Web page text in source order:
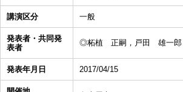
講演区分 一般
発表者・共同発
表者
◎柘植 正嗣，戸田 雄一
発表年月日 2017/04/15